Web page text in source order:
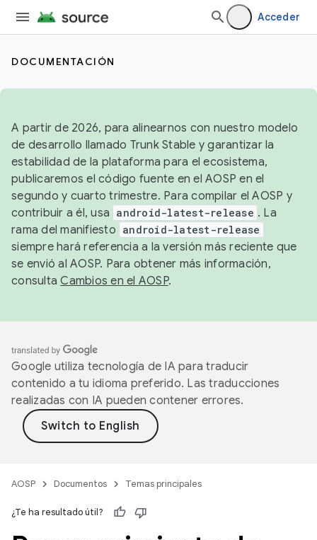
Acceder
DOCUMENTACIÓN
A partir de 2026, para alinearnos con nuestro modelo
de desarrollo llamado Trunk Stable y garantizar la
estabilidad de la plataforma para el ecosistema,
publicaremos el código fuente en el AOSP en el
segundo y cuarto trimestre. Para compilar el AOSP y
contribuir a él, usa android-latest-release . La
rama del manifiesto android-latest-release
siempre hará referencia a la versión más reciente que
se envió al AOSP. Para obtener más información,
consultaCambios en el AOSP.
Google utiliza tecnología de IA para traducir
contenido a tu idioma preferido. Las traducciones
realizadas con IA pueden contener errores.
AOSP Documentos Temas principales
¿Te ha resultado útil?